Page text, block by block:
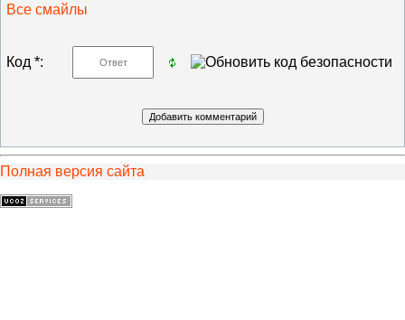
Все смайлы
Код *:
Полная версия сайта